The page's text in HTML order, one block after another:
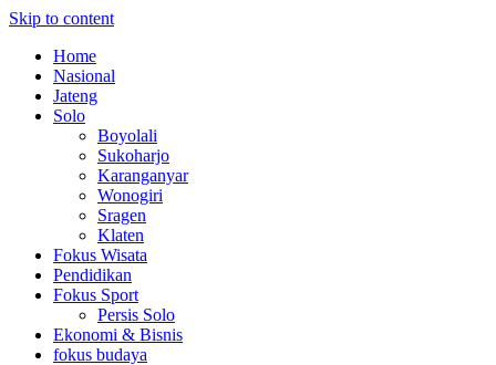
Skip to content
Home
Nasional
Jateng
Solo
Boyolali
Sukoharjo
Karanganyar
Wonogiri
Sragen
Klaten
Fokus Wisata
Pendidikan
Fokus Sport
Persis Solo
Ekonomi & Bisnis
fokus budaya